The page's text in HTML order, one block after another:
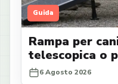
Guida
Rampa per
telescopica o
6 Agosto 2026